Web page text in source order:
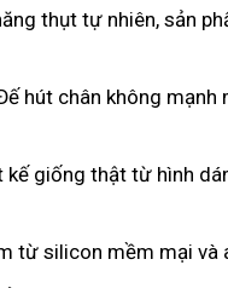
thụt tự nhiên, sản
hút chân không mạnh
kế giống thật từ hình
từ silicon mềm mại và